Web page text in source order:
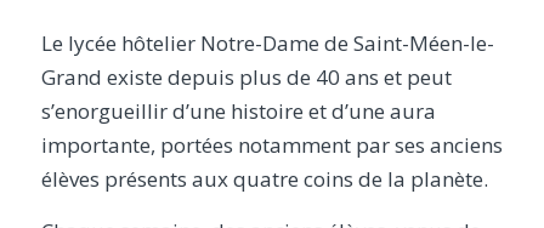
Le lycée hôtelier Notre-Dame de Saint-Méen-le-
Grand existe depuis plus de 40 ans et peut
s’enorgueillir d’une histoire et d’une aura
importante, portées notamment par ses anciens
élèves présents aux quatre coins de la planète.